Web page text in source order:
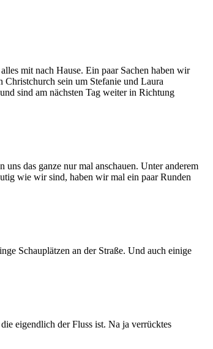
mit nach Hause. Ein paar Sachen haben wir
sein um Stefanie und Laura
sind am nächsten Tag weiter in Richtung
das ganze nur mal anschauen. Unter anderem
wie wir sind, haben wir mal ein paar Runden
Schauplätzen an der Straße. Und auch einige
eigendlich der Fluss ist. Na ja verrücktes